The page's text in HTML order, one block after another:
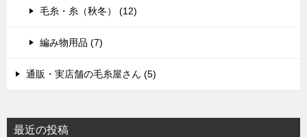
毛糸・糸（秋冬） (12)
編み物用品 (7)
通販・実店舗の毛糸屋さん (5)
最近の投稿